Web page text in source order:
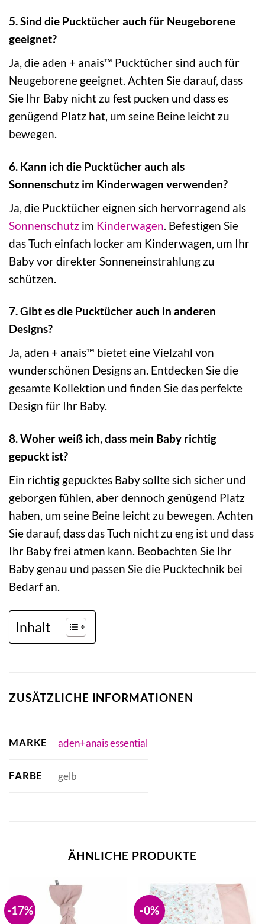
5. Sind die Pucktücher auch für Neugeborene
geeignet?
Ja, die aden + anais™ Pucktücher sind auch für
Neugeborene geeignet. Achten Sie darauf, dass
Sie Ihr Baby nicht zu fest pucken und dass es
genügend Platz hat, um seine Beine leicht zu
bewegen.
6. Kann ich die Pucktücher auch als
Sonnenschutz im Kinderwagen verwenden?
Ja, die Pucktücher eignen sich hervorragend als
Sonnenschutz im Kinderwagen . Befestigen Sie
das Tuch einfach locker am Kinderwagen, um Ihr
Baby vor direkter Sonneneinstrahlung zu
schützen.
7. Gibt es die Pucktücher auch in anderen
Designs?
Ja, aden + anais™ bietet eine Vielzahl von
wunderschönen Designs an. Entdecken Sie die
gesamte Kollektion und finden Sie das perfekte
Design für Ihr Baby.
8. Woher weiß ich, dass mein Baby richtig
gepuckt ist?
Ein richtig gepucktes Baby sollte sich sicher und
geborgen fühlen, aber dennoch genügend Platz
haben, um seine Beine leicht zu bewegen. Achten
Sie darauf, dass das Tuch nicht zu eng ist und dass
Ihr Baby frei atmen kann. Beobachten Sie Ihr
Baby genau und passen Sie die Pucktechnik bei
Bedarf an.
Inhalt
ZUSÄTZLICHE INFORMATIONEN
MARKE aden+anais essential
FARBE gelb
ÄHNLICHE PRODUKTE
-17% -0%